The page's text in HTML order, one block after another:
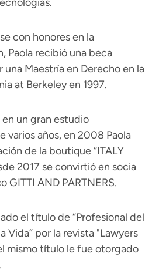
con honores en la
Paola recibió una beca
Maestría en Derecho en la
at Berkeley en 1997.
un gran estudio
varios años, en 2008 Paola
de la boutique “ITALY
2017 se convirtió en socia
GITTI AND PARTNERS.
el título de “Profesional del
Vida” por la revista "Lawyers
mismo título le fue otorgado